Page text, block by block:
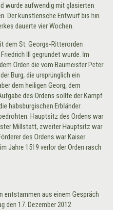
wurde aufwendig mit glasierten
Der künstlerische Entwurf bis hin
dauerte vier Wochen.
dem St. Georgs-Ritterorden
III gegründet wurde. Im
Orden die vom Baumeister Peter
Burg, die ursprünglich ein
dem heiligen Georg, dem
des Ordens sollte der Kampf
habsburgischen Erbländer
Hauptsitz des Ordens war
Millstatt, zweiter Hauptsitz war
des Ordens war Kaiser
Jahre 1519 verlor der Orden rasch
aus einem Gespräch
den 17. Dezember 2012.